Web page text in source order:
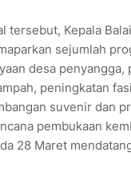
tersebut, Kepala
sejumlah
desa penyangga,
peningkatan
suvenir dan
pembukaan
28 Maret